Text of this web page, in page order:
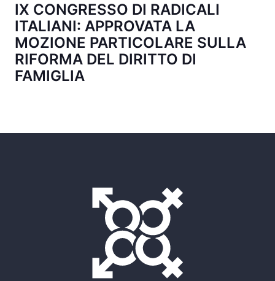
IX CONGRESSO DI RADICALI
ITALIANI: APPROVATA LA
MOZIONE PARTICOLARE SULLA
RIFORMA DEL DIRITTO DI
FAMIGLIA